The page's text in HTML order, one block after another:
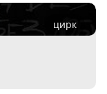
цирк